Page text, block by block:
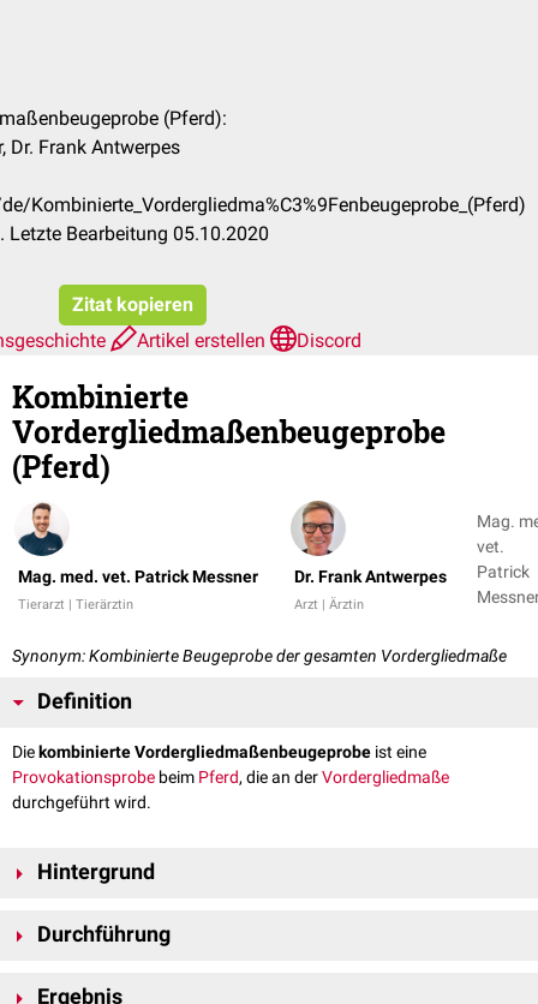
(Pferd):
Dr. Frank Antwerpes
Kombinierte_Vordergliedma%C3%9Fenbeugeprobe_(Pferd)
Letzte Bearbeitung 05.10.2020
Zitat kopieren
Artikel erstellen Discord
Kombinierte
Vordergliedmaßenbeugeprobe
(Pferd)
Mag. med. vet. Patrick Messner
Tierarzt | Tierärztin
Dr. Frank Antwerpes
Arzt | Ärztin
Mag.
vet.
Patrick
Synonym: Kombinierte Beugeprobe der gesamten Vordergliedmaße
Definition
Diekombinierte Vordergliedmaßenbeugeprobe ist eine
Provokationsprobe beim Pferd, die an derVordergliedmaße
durchgeführt wird.
Hintergrund
Lahmheitsdiagnostikim Rahmen des
Durch den mechanischen Stress wird der bereits bestehende
Durchführung
Zehengelenke, als auch das
Ergebnis